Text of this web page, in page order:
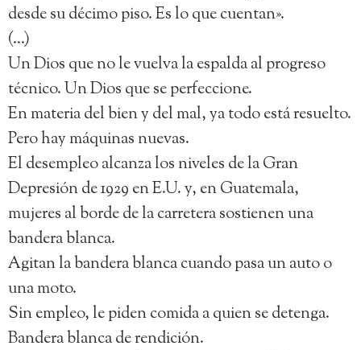
desde su décimo piso. Es lo que cuentan».
(…)
Un Dios que no le vuelva la espalda al progreso
técnico. Un Dios que se perfeccione.
En materia del bien y del mal, ya todo está resuelto.
Pero hay máquinas nuevas.
El desempleo alcanza los niveles de la Gran
Depresión de 1929 en E.U. y, en Guatemala,
mujeres al borde de la carretera sostienen una
bandera blanca.
Agitan la bandera blanca cuando pasa un auto o
una moto.
Sin empleo, le piden comida a quien se detenga.
Bandera blanca de rendición.